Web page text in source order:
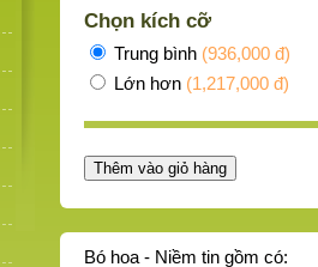
Chọn kích cỡ
Trung bình (936,000 đ)
Lớn hơn (1,217,000 đ)
Thêm vào giỏ hàng
Bó hoa - Niềm tin gồm có: